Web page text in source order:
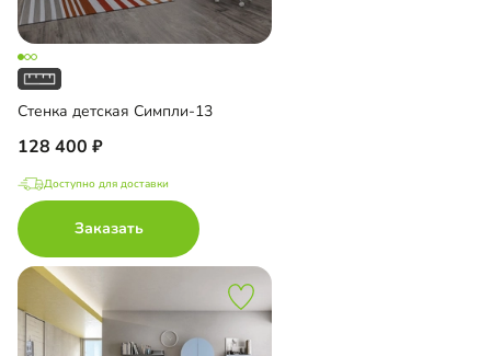
Стенка детская Симпли-13
128 400
Доступно для доставки
Заказать